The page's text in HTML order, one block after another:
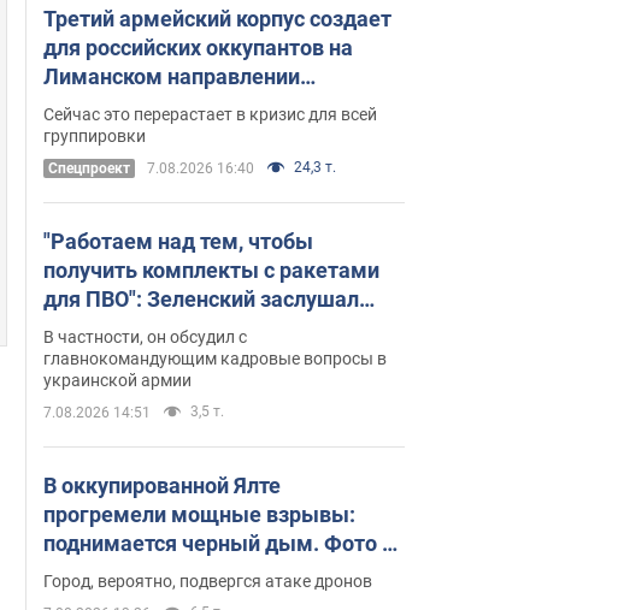
Третий армейский корпус создает
для российских оккупантов на
Лиманском направлении
критический дискомфорт: как это
удалось
Сейчас это перерастает в кризис для всей
группировки
Спецпроект 7.08.2026 16:40 24,3 т.
"Работаем над тем, чтобы
получить комплекты с ракетами
для ПВО": Зеленский заслушал
доклад Драпатого и объявил о
новых мерах
В частности, он обсудил с
главнокомандующим кадровые вопросы в
украинской армии
7.08.2026 14:51 3,5 т.
В оккупированной Ялте
прогремели мощные взрывы:
поднимается черный дым. Фото и
видео
Город, вероятно, подвергся атаке дронов